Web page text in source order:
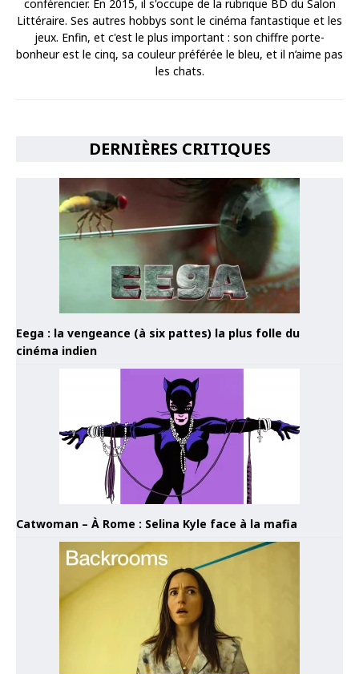
conférencier. En 2015, il s'occupe de la rubrique BD du Salon
Littéraire. Ses autres hobbys sont le cinéma fantastique et les
jeux. Enfin, et c'est le plus important : son chiffre porte-
bonheur est le cinq, sa couleur préférée le bleu, et il n’aime pas
les chats.
DERNIÈRES CRITIQUES
Eega : la vengeance (à six pattes) la plus folle du
cinéma indien
Catwoman – À Rome : Selina Kyle face à la mafia